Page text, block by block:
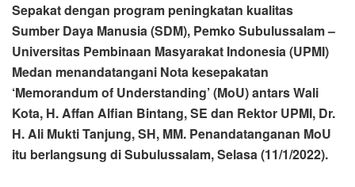
Sepakat dengan program peningkatan kualitas
Sumber Daya Manusia (SDM), Pemko Subulussalam –
Universitas Pembinaan Masyarakat Indonesia (UPMI)
Medan menandatangani Nota kesepakatan
‘Memorandum of Understanding’ (MoU) antars Wali
Kota, H. Affan Alfian Bintang, SE dan Rektor UPMI, Dr.
H. Ali Mukti Tanjung, SH, MM. Penandatanganan MoU
itu berlangsung di Subulussalam, Selasa (11/1/2022).